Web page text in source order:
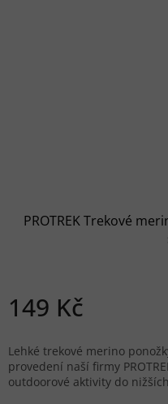
PROTREK Trekové
149 Kč
Lehké trekové merino
provedení naší firmy
outdoorové aktivity do